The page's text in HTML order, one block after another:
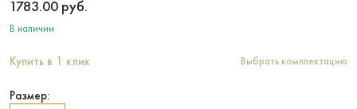
1783.00 руб.
В наличии
Купить в 1 клик Выбрать комплектацию
Размер: